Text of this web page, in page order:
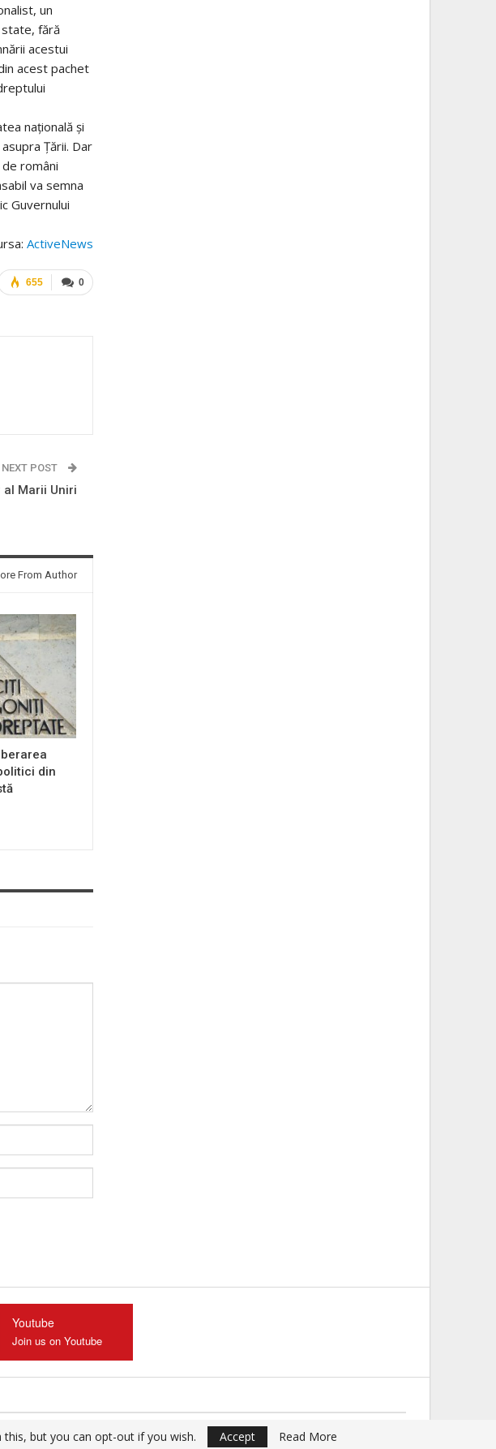
un
fără
acestui
acest pachet
națională și
Țării. Dar
români
va semna
Guvernului
ActiveNews
0
655
NEXT POST
al Marii Uniri
From Author
din
Youtube
Join us on Youtube
but you can opt-out if you wish. Accept Read More